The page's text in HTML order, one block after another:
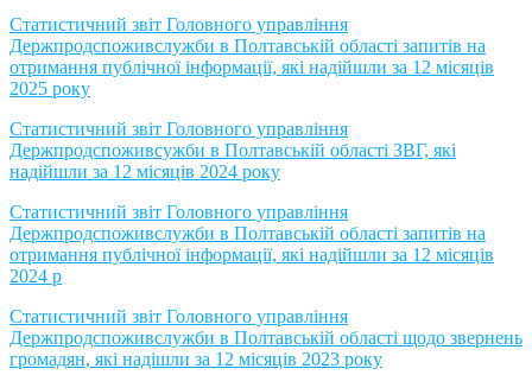
Статистичний звіт Головного управління
Держпродспоживслужби в Полтавській області запитів на
отримання публічної інформації, які надійшли за 12 місяців
2025 року
Статистичний звіт Головного управління
Держпродспоживсужби в Полтавській області ЗВГ, які
надійшли за 12 місяців 2024 року
Статистичний звіт Головного управління
Держпродспоживслужби в Полтавській області запитів на
отримання публічної інформації, які надійшли за 12 місяців
2024 р
Статистичний звіт Головного управління
Держпродспоживслужби в Полтавській області щодо звернень
громадян, які надішли за 12 місяців 2023 року